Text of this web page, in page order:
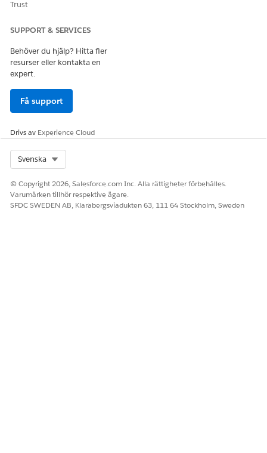
Trust
SUPPORT & SERVICES
Behöver du hjälp? Hitta fler
resurser eller kontakta en
expert.
Få support
Drivs av Experience Cloud
Svenska
© Copyright 2026, Salesforce.com Inc. Alla rättigheter förbehålles.
Varumärken tillhör respektive ägare.
SFDC SWEDEN AB, Klarabergsviadukten 63, 111 64 Stockholm, Sweden